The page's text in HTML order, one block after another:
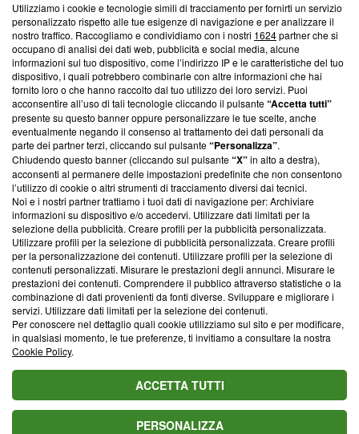
Questa sezione offre informazioni trasparenti su Blasting
News, sui nostri processi editoriali e su come ci impegniamo a
creare news di qualità. Inoltre, afferma la nostra aderenza a
‘Trust Project - News with Integrity’Blasting News non è
ancora membro del programma, ma ha richiesto di farne
parte; Trust Project non ha ancora effettuato una verifica di
conformità agli standard.
Su di noi
Team editoriale
Corporate
Redazione
Informativa Privacy
Cookie Policy
Blasting SA, IDI CHE-247.845.224, Via Carlo Frasca, 3 - 6900
Lugano (Svizzera) Tel:+39 0690258937
© 2026 Blasting News
Utilizziamo i cookie e tecnologie simili di tracciamento per fornirti un servizio
personalizzato rispetto alle tue esigenze di navigazione e per analizzare il
nostro traffico. Raccogliamo e condividiamo con i nostri 1624partner che si
occupano di analisi dei dati web, pubblicità e social media, alcune
informazioni sul tuo dispositivo, come l’indirizzo IP e le caratteristiche del tuo
dispositivo, i quali potrebbero combinarle con altre informazioni che hai
fornito loro o che hanno raccolto dal tuo utilizzo dei loro servizi. Puoi
acconsentire all’uso di tali tecnologie cliccando il pulsante“Accetta tutti”
presente su questo banner oppure personalizzare le tue scelte, anche
eventualmente negando il consenso al trattamento dei dati personali da
parte dei partner terzi, cliccando sul pulsante“Personalizza”.
Chiudendo questo banner (cliccando sul pulsante“X”in alto a destra),
acconsenti al permanere delle impostazioni predefinite che non consentono
l’utilizzo di cookie o altri strumenti di tracciamento diversi dai tecnici.
Noi e i nostri partner trattiamo i tuoi dati di navigazione per: Archiviare
informazioni su dispositivo e/o accedervi. Utilizzare dati limitati per la
selezione della pubblicità. Creare profili per la pubblicità personalizzata.
Utilizzare profili per la selezione di pubblicità personalizzata. Creare profili
per la personalizzazione dei contenuti. Utilizzare profili per la selezione di
contenuti personalizzati. Misurare le prestazioni degli annunci. Misurare le
prestazioni dei contenuti. Comprendere il pubblico attraverso statistiche o la
combinazione di dati provenienti da fonti diverse. Sviluppare e migliorare i
servizi. Utilizzare dati limitati per la selezione dei contenuti.
Per conoscere nel dettaglio quali cookie utilizziamo sul sito e per modificare,
in qualsiasi momento, le tue preferenze, ti invitiamo a consultare la nostra
Cookie Policy.
ACCETTA TUTTI
PERSONALIZZA